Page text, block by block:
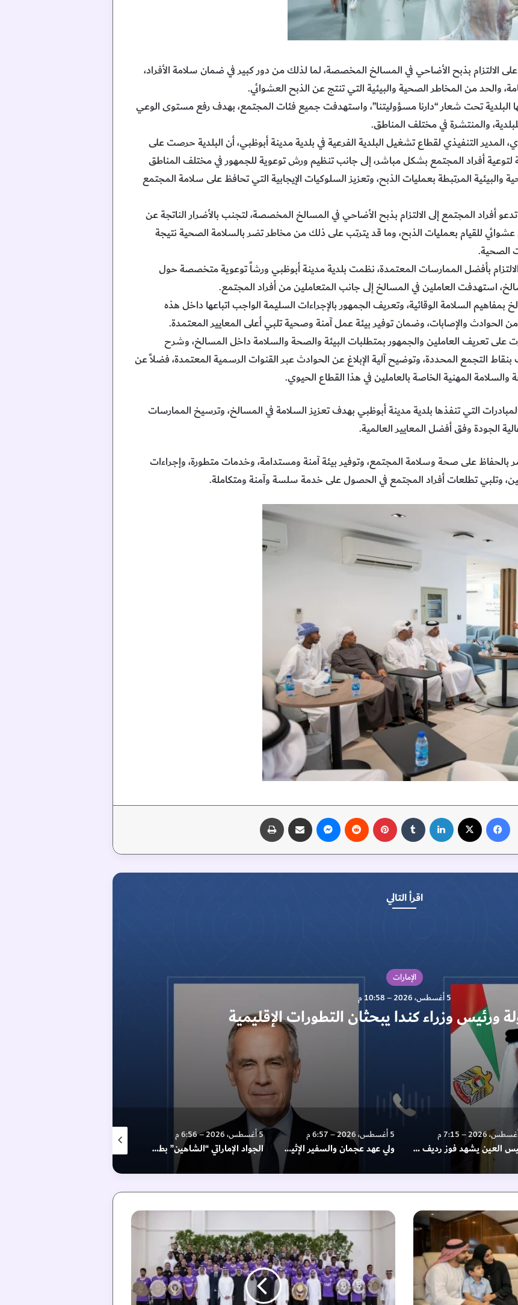
الالتزام بذبح الأضاحي في المسالخ المخصصة، لما لذلك من دور كبير في ضمان سلامة الأفراد،
والحد من المخاطر الصحية والبيئية التي تنتج عن الذبح العشوائي.
البلدية تحت شعار “دارنا مسؤوليتنا”، واستهدفت جميع فئات المجتمع، بهدف رفع مستوى الوعي
والمنتشرة في مختلف المناطق.
التنفيذي لقطاع تشغيل البلدية الفرعية في بلدية مدينة أبوظبي، أن البلدية حرصت على
لتوعية أفراد المجتمع بشكل مباشر، إلى جانب تنظيم ورش توعوية للجمهور في مختلف المناطق
والبيئية المرتبطة بعمليات الذبح، وتعزيز السلوكيات الإيجابية التي تحافظ على سلامة المجتمع
أفراد المجتمع إلى الالتزام بذبح الأضاحي في المسالخ المخصصة، لتجنب بالأضرار الناتجة عن
عشوائي للقيام بعمليات الذبح، وما قد يترتب على ذلك من مخاطر تضر بالسلامة الصحية نتيجة
الصحية.
بأفضل الممارسات المعتمدة، نظمت بلدية مدينة أبوظبي ورشاً توعوية متخصصة حول
استهدفت العاملين في المسالخ إلى جانب المتعاملين من أفراد المجتمع.
بمفاهيم السلامة الوقائية، وتعريف الجمهور بالإجراءات السليمة الواجب اتباعها داخل هذه
الحوادث والإصابات، وضمان توفير بيئة عمل آمنة وصحية تلبي أعلى المعايير المعتمدة.
تعريف العاملين والجمهور بمتطلبات البيئة والصحة والسلامة داخل المسالخ، وشرح
التجمع المحددة، وتوضيح آلية الإبلاغ عن الحوادث عبر القنوات الرسمية المعتمدة، فضلاً عن
والسلامة المهنية الخاصة بالعاملين في هذا القطاع الحيوي.
التي تنفذها بلدية مدينة أبوظبي بهدف تعزيز السلامة في المسالخ، وترسيخ الممارسات
الجودة وفق أفضل المعايير العالمية.
بالحفاظ على صحة وسلامة المجتمع، وتوفير بيئة آمنة ومستدامة، وخدمات متطورة، وإجراءات
وتلبي تطلعات أفراد المجتمع في الحصول على خدمة سلسة وآمنة ومتكاملة.
فيسبوك بينتيريست
اقرأ التالي
أبوظبي
رئيس العين يشهد فوز رديف الزعيم على ريال مدريد
5 أغسطس، 2026 – 6:57 م
ولي عهد عجمان والسفير الإثيوبي يبحثان آفاق التعاون وتعزيز العلاقات الثنائية
5 أغسطس، 2026 – 6:56 م
الجواد الإماراتي “الشاهين” بطلًا لكأس الدوحة للخيول العربية بفرنسا
5 أغسطس، 2026 – 11:31 م
ر
ئ
ل